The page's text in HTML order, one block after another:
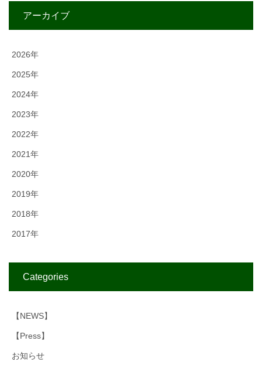
アーカイブ
2026年
2025年
2024年
2023年
2022年
2021年
2020年
2019年
2018年
2017年
Categories
【NEWS】
【Press】
お知らせ